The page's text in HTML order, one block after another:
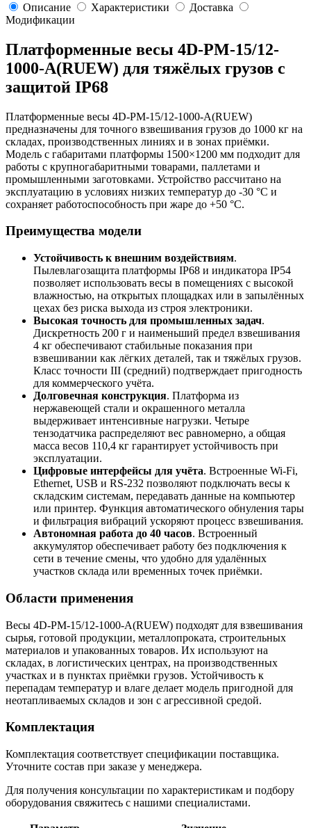
Описание
Характеристики
Доставка
Модификации
Платформенные весы 4D-PM-15/12-
1000-A(RUEW) для тяжёлых грузов с
защитой IP68
Платформенные весы 4D-PM-15/12-1000-A(RUEW)
предназначены для точного взвешивания грузов до 1000 кг на
складах, производственных линиях и в зонах приёмки.
Модель с габаритами платформы 1500×1200 мм подходит для
работы с крупногабаритными товарами, паллетами и
промышленными заготовками. Устройство рассчитано на
эксплуатацию в условиях низких температур до -30 °C и
сохраняет работоспособность при жаре до +50 °C.
Преимущества модели
Устойчивость к внешним воздействиям.
Пылевлагозащита платформы IP68 и индикатора IP54
позволяет использовать весы в помещениях с высокой
влажностью, на открытых площадках или в запылённых
цехах без риска выхода из строя электроники.
Высокая точность для промышленных задач.
Дискретность 200 г и наименьший предел взвешивания
4 кг обеспечивают стабильные показания при
взвешивании как лёгких деталей, так и тяжёлых грузов.
Класс точности III (средний) подтверждает пригодность
для коммерческого учёта.
Долговечная конструкция. Платформа из
нержавеющей стали и окрашенного металла
выдерживает интенсивные нагрузки. Четыре
тензодатчика распределяют вес равномерно, а общая
масса весов 110,4 кг гарантирует устойчивость при
эксплуатации.
Цифровые интерфейсы для учёта. Встроенные Wi-Fi,
Ethernet, USB и RS-232 позволяют подключать весы к
складским системам, передавать данные на компьютер
или принтер. Функция автоматического обнуления тары
и фильтрация вибраций ускоряют процесс взвешивания.
Автономная работа до 40 часов. Встроенный
аккумулятор обеспечивает работу без подключения к
сети в течение смены, что удобно для удалённых
участков склада или временных точек приёмки.
Области применения
Весы 4D-PM-15/12-1000-A(RUEW) подходят для взвешивания
сырья, готовой продукции, металлопроката, строительных
материалов и упакованных товаров. Их используют на
складах, в логистических центрах, на производственных
участках и в пунктах приёмки грузов. Устойчивость к
перепадам температур и влаге делает модель пригодной для
неотапливаемых складов и зон с агрессивной средой.
Комплектация
Комплектация соответствует спецификации поставщика.
Уточните состав при заказе у менеджера.
Для получения консультации по характеристикам и подбору
оборудования свяжитесь с нашими специалистами.